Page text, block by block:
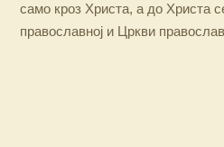
само кроз Христа, а до Христа
православној и Цркви